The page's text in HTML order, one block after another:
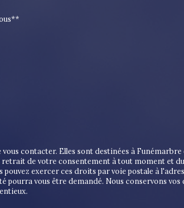
contacter. Elles sont destinées à
de votre consentement à tout moment et
exercer ces droits par voie postale à
vous être demandé. Nous conservons